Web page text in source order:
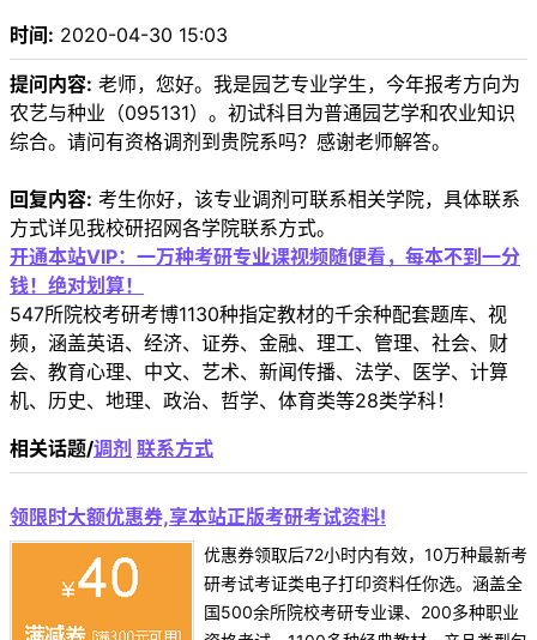
时间: 2020-04-30 15:03
提问内容: 老师，您好。我是园艺专业学生，今年报考方向为
农艺与种业（095131）。初试科目为普通园艺学和农业知识
综合。请问有资格调剂到贵院系吗？感谢老师解答。
回复内容: 考生你好，该专业调剂可联系相关学院，具体联系
方式详见我校研招网各学院联系方式。
开通本站VIP：一万种考研专业课视频随便看，每本不到一分
钱！绝对划算！
547所院校考研考博1130种指定教材的千余种配套题库、视
频，涵盖英语、经济、证券、金融、理工、管理、社会、财
会、教育心理、中文、艺术、新闻传播、法学、医学、计算
机、历史、地理、政治、哲学、体育类等28类学科！
相关话题/调剂 联系方式
领限时大额优惠券,享本站正版考研考试资料!
优惠券领取后72小时内有效，10万种最新考
研考试考证类电子打印资料任你选。涵盖全
国500余所院校考研专业课、200多种职业